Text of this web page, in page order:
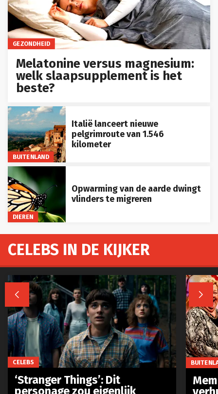
GEZONDHEID
Melatonine versus magnesium:
welk slaapsupplement is het
beste?
BUITENLAND
Italië lanceert nieuwe
pelgrimroute van 1.546
kilometer
DIEREN
Opwarming van de aarde dwingt
vlinders te migreren
CELEBS IN DE KIJKER
 
CELEBS
‘Stranger Things’: Dit
personage zou eigenlijk